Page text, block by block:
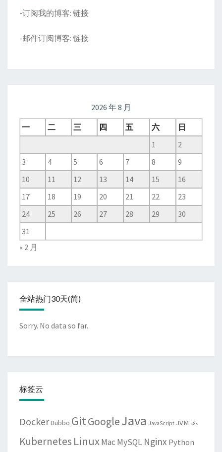
-订阅我的博客: 链接
-邮件订阅博客: 链接
2026 年 8 月
一
二 三 四 五 六
日
1
2
3
4 5 6 7 8
9
10
11 12 13 14 15
16
17
18 19 20 21 22
23
24
25 26 27 28 29
30
31
« 2 月
全站热门30天(简)
Sorry. No data so far.
标签云
DockerDubbo GitGoogleJava JavaScript JVM k8s
Kubernetes LinuxMac MySQL Nginx Python